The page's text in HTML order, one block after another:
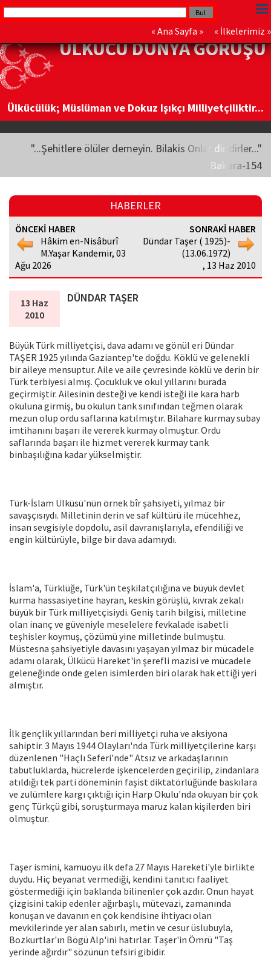
« Ana Sayfa » « İlkelerimiz »
ÜLKÜCÜ DÜNYA GÖRÜŞÜ
Ülkücülük; Müslüman ve Dokuz Işıkçı Milliyetçiliktir...
"...Şehitlere ölüler demeyin. Bilakis Onlar diridirler..."
Bakara-154
HABERLER
ÖNCEKİ HABER
Hâkim en-Nisâburî
M.Yaşar Kandemir, 03
Ağu 2026
SONRAKİ HABER
Dündar Taşer ( 1925)-
(13.06.1972)
, 13 Haz 2010
13 Haz
2010
DÜNDAR TAŞER
Büyük Türk milliyetçisi, dava adamı ve gönül eri Dündar
TAŞER 1925 yılında Gaziantep'te doğdu. Köklü ve gelenekli
bir aileye mensuptur. Aile ve aile çevresinde köklü ve derin bir
Türk terbiyesi almış. Çocukluk ve okul yıllarını burada
geçirmiştir. Ailesinin desteği ve kendi isteği ile kara harb
okuluna girmiş, bu okulun tank sınıfından teğmen olarak
mezun olup ordu saflarına katılmıştır. Bilahare kurmay subay
imtihanını başarı ile vererek kurmay olmuştur. Ordu
saflarında başarı ile hizmet vererek kurmay tank
binbaşılığına kadar yükselmiştir.
Türk-İslam Ülküsü'nün örnek bîr şahsiyeti, yılmaz bir
savaşçısıydı. Milletinin derin ve saf kültürü ile mücehhez,
insan sevgisiyle dopdolu, asil davranışlarıyla, efendiliği ve
engin kültürüyle, bilge bir dava adamıydı.
İslam'a, Türklüğe, Türk'ün teşkilatçılığına ve büyük devlet
kurma hassasiyetine hayran, keskin görüşlü, kıvrak zekalı
büyük bir Türk milliyetçisiydi. Geniş tarih bilgisi, milletine
olan inanç ve güveniyle meselelere fevkalade isabetli
teşhisler koymuş, çözümü yine milletinde bulmuştu.
Müstesna şahsiyetiyle davasını yaşayan yılmaz bir mücadele
adamı olarak, Ülkücü Hareket'in şerefli mazisi ve mücadele
geleneğinde önde gelen isimlerden biri olarak hak ettiği yeri
almıştır.
İlk gençlik yıllarından beri milliyetçi ruha ve aksiyona
sahiptir. 3 Mayıs 1944 Olayları'nda Türk milliyetçilerine karşı
düzenlenen "Haçlı Seferi'nde" Atsız ve arkadaşlarının
tabutluklarda, hücrelerde işkencelerden geçirilip, zindanlara
atıldığı tek parti döneminin faşist diktatörlüğünde baskılara
ve zulümlere kargı çıktığı için Harp Okulu'nda okuyan bir çok
genç Türkçü gibi, soruşturmaya maruz kalan kişilerden biri
olmuştur.
Taşer ismini, kamuoyu ilk defa 27 Mayıs Hareketi'yle birlikte
duydu. Hiç beyanat vermediği, kendini tanıtıcı faaliyet
göstermediği için baklanda bilinenler çok azdır. Onun hayat
çizgisini takip edenler ağırbaşlı, mütevazi, zamanında
konuşan ve davanın en çok kendisine ihtiyacı olan
mevkilerinde yer alan sabırlı, metin ve cesur üslubuyla,
Bozkurtlar'ın Bögü Alp'ini hatırlar. Taşer'in Ömrü "Taş
yerinde ağırdır" sözünün tefsiri gibidir.